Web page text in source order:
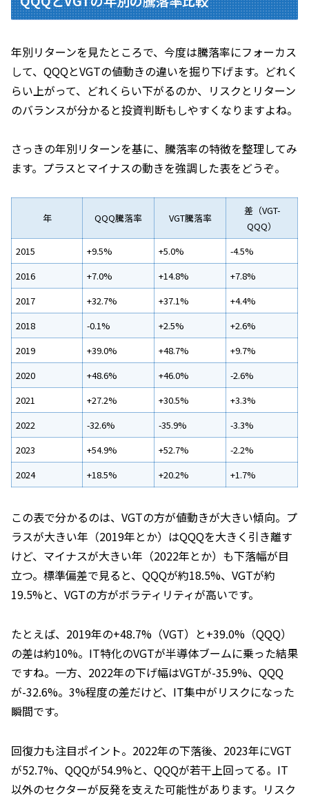
年別リターンを見たところで、今度は騰落率にフォーカス
して、QQQとVGTの値動きの違いを掘り下げます。どれく
らい上がって、どれくらい下がるのか、リスクとリターン
のバランスが分かると投資判断もしやすくなりますよね。
さっきの年別リターンを基に、騰落率の特徴を整理してみ
ます。プラスとマイナスの動きを強調した表をどうぞ。
年 QQQ騰落率 VGT騰落率
差（VGT-
QQQ）
2015
+9.5% +5.0%
-4.5%
2016
+7.0% +14.8%
+7.8%
2017
+32.7% +37.1%
+4.4%
2018
-0.1% +2.5%
+2.6%
2019
+39.0% +48.7%
+9.7%
2020
+48.6% +46.0%
-2.6%
2021
+27.2% +30.5%
+3.3%
2022
-32.6% -35.9%
-3.3%
2023
+54.9% +52.7%
-2.2%
2024
+18.5% +20.2% +1.7%
この表で分かるのは、VGTの方が値動きが大きい傾向。プ
ラスが大きい年（2019年とか）はQQQを大きく引き離す
けど、マイナスが大きい年（2022年とか）も下落幅が目
立つ。標準偏差で見ると、QQQが約18.5%、VGTが約
19.5%と、VGTの方がボラティリティが高いです。
たとえば、2019年の+48.7%（VGT）と+39.0%（QQQ）
の差は約10%。IT特化のVGTが半導体ブームに乗った結果
ですね。一方、2022年の下げ幅はVGTが-35.9%、QQQ
が-32.6%。3%程度の差だけど、IT集中がリスクになった
瞬間です。
回復力も注目ポイント。2022年の下落後、2023年にVGT
が52.7%、QQQが54.9%と、QQQが若干上回ってる。IT
以外のセクターが反発を支えた可能性があります。リスク